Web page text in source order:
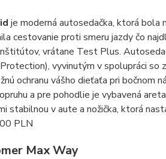
je moderná autosedačka, ktorá bola
cestovanie proti smeru jazdy čo
vrátane Test Plus.
vyvinutým v spolupráci
ochranu vášho dieťaťa pri bočnom
a pre pohodlie je vybavená
stabilnou v aute a nožička, ktorá
PLN
Max Way